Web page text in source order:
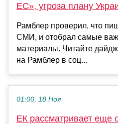
ЕС», угроза плану
Рамблер проверил, что
СМИ, и отобрал самые
материалы. Читайте
на Рамблер в соц...
01:00, 18 Ноя
ЕК рассматривает еще